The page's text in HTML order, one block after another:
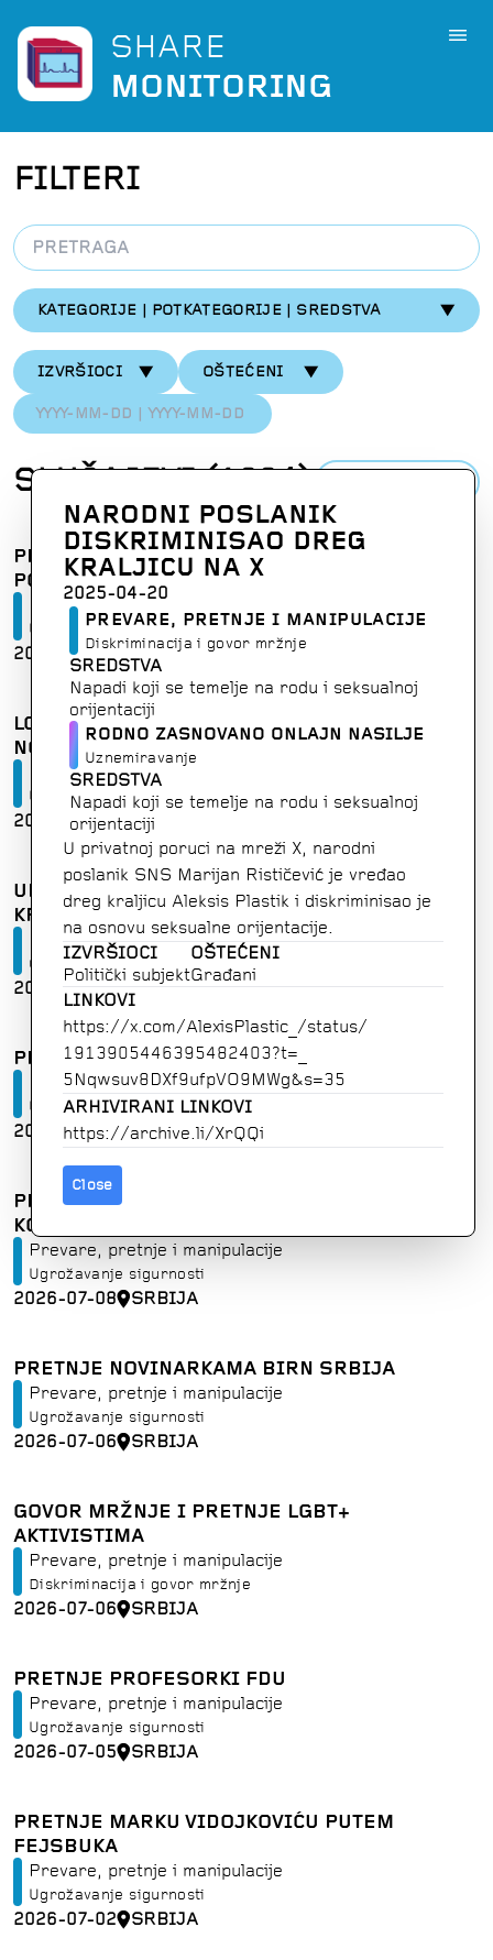
SHARE
MONITORING
FILTERI
KATEGORIJE | POTKATEGORIJE | SREDSTVA
IZVRŠIOCI OŠTEĆENI
NARODNI POSLANIK
DISKRIMINISAO DREG
KRALJICU NA X
2025-04-20
PREVARE, PRETNJE I MANIPULACIJE
Diskriminacija i govor mržnje
SREDSTVA
Napadi koji se temelje na rodu i seksualnoj
orijentaciji
RODNO ZASNOVANO ONLAJN NASILJE
Uznemiravanje
SREDSTVA
Napadi koji se temelje na rodu i seksualnoj
orijentaciji
U privatnoj poruci na mreži X, narodni
poslanik SNS Marijan Rističević je vređao
dreg kraljicu Aleksis Plastik i diskriminisao je
na osnovu seksualne orijentacije.
IZVRŠIOCI
Politički subjekt
OŠTEĆENI
Građani
LINKOVI
https://x com/AlexisPlastic /status/
1913905446395482403?t=
5Nqwsuv8DXf9ufpVO9MWg&s=35
ARHIVIRANI LINKOVI
https://archive.li/XrQQi
Close
SLUČAJEVI(1304)
PRETNJE DIREKTORU VESTI N1 I NJEGOVOJ
PORODICI
Prevare, pretnje i manipulacije
Ugrožavanje sigurnosti
2026-07-17 SRBIJA
LOKALNI FUNKCIONER U GROCKOJ VREĐAO
NOVINARA
Prevare, pretnje i manipulacije
Ugrožavanje reputacije
2026-07-10 SRBIJA
UREDNIK PORTALA POZVAN U POLICIJU ZBOG
KRIVIČNE PRIJAVE
Prevare, pretnje i manipulacije
Ograničavanje slobode izražavanja
2026-07-10 SRBIJA
PRETNJE REDAKCIJI PORTALA SLOBODNA REČ
Prevare, pretnje i manipulacije
Ugrožavanje sigurnosti
2026-07-09 SRBIJA
PRETNJE I UVREDE REDAKCIJI N1 U
KOMENTARIMA
Prevare, pretnje i manipulacije
Ugrožavanje sigurnosti
2026-07-08 SRBIJA
PRETNJE NOVINARKAMA BIRN SRBIJA
Prevare, pretnje i manipulacije
Ugrožavanje sigurnosti
2026-07-06 SRBIJA
GOVOR MRŽNJE I PRETNJE LGBT+
AKTIVISTIMA
Prevare, pretnje i manipulacije
Diskriminacija i govor mržnje
2026-07-06 SRBIJA
PRETNJE PROFESORKI FDU
Prevare, pretnje i manipulacije
Ugrožavanje sigurnosti
2026-07-05 SRBIJA
PRETNJE MARKU VIDOJKOVIĆU PUTEM
FEJSBUKA
Prevare, pretnje i manipulacije
Ugrožavanje sigurnosti
2026-07-02 SRBIJA